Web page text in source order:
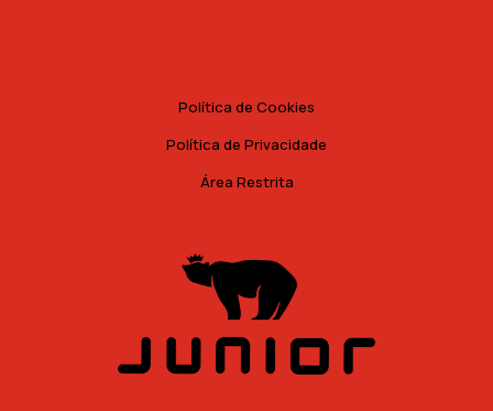
Política de Cookies
Política de Privacidade
Área Restrita